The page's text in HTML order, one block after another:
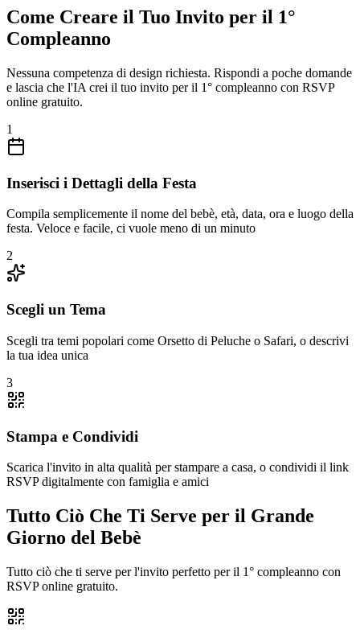
Come Creare il Tuo Invito per il 1°
Compleanno
Nessuna competenza di design richiesta. Rispondi a poche domande
e lascia che l'IA crei il tuo invito per il 1° compleanno con RSVP
online gratuito.
1
Inserisci i Dettagli della Festa
Compila semplicemente il nome del bebè, età, data, ora e luogo della
festa. Veloce e facile, ci vuole meno di un minuto
2
Scegli un Tema
Scegli tra temi popolari come Orsetto di Peluche o Safari, o descrivi
la tua idea unica
3
Stampa e Condividi
Scarica l'invito in alta qualità per stampare a casa, o condividi il link
RSVP digitalmente con famiglia e amici
Tutto Ciò Che Ti Serve per il Grande
Giorno del Bebè
Tutto ciò che ti serve per l'invito perfetto per il 1° compleanno con
RSVP online gratuito.